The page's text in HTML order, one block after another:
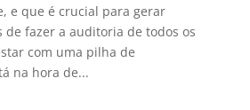
e que é crucial para gerar
de fazer a auditoria de todos os
com uma pilha de
na hora de...